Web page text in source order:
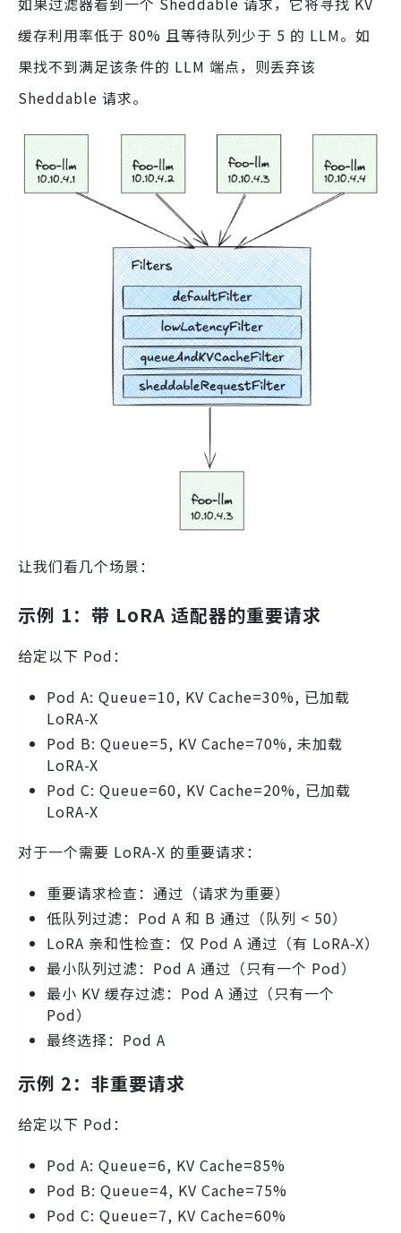
缓存利用率低于 80% 且等待队列少于 5 的 LLM。如
果找不到满足该条件的 LLM 端点，则丢弃该
Sheddable 请求。
让我们看几个场景：
示例 1：带 LoRA 适配器的重要请求
给定以下 Pod：
Pod A: Queue=10, KV Cache=30%, 已加载
LoRA-X
Pod B: Queue=5, KV Cache=70%, 未加载
LoRA-X
Pod C: Queue=60, KV Cache=20%, 已加载
LoRA-X
对于一个需要 LoRA-X 的重要请求：
重要请求检查：通过（请求为重要）
低队列过滤：Pod A 和 B 通过（队列 < 50）
LoRA 亲和性检查：仅 Pod A 通过（有 LoRA-X）
最小队列过滤：Pod A 通过（只有一个 Pod）
最小 KV 缓存过滤：Pod A 通过（只有一个
Pod）
最终选择：Pod A
示例 2：非重要请求
给定以下 Pod：
Pod A: Queue=6, KV Cache=85%
Pod B: Queue=4, KV Cache=75%
Pod C: Queue=7, KV Cache=60%